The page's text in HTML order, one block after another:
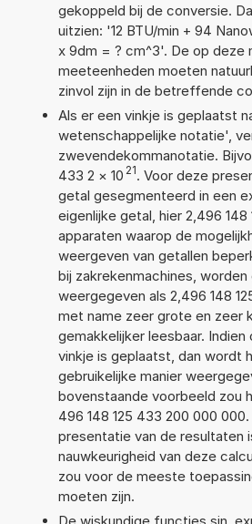
gekoppeld bij de conversie.
uitzien: '12 BTU/min + 94
x 9dm = ? cm^3'. De op deze
meeteenheden moeten
zinvol zijn in de betreffende
Als er een vinkje is geplaatst
wetenschappelijke notatie',
zwevendekommanotatie.
433 2 × 10 21. Voor deze
getal gesegmenteerd in een
eigenlijke getal, hier 2,496 148
apparaten waarop de
weergeven van getallen
bij zakrekenmachines,
weergegeven als 2,496 148
met name zeer grote en zeer
gemakkelijker leesbaar.
vinkje is geplaatst, dan wordt
gebruikelijke manier
bovenstaande voorbeeld zou
496 148 125 433 200 000
presentatie van de resultaten
nauwkeurigheid van deze
zou voor de meeste
moeten zijn.
De wiskundige functies sin,